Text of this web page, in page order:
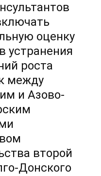
оценку
устранения
роста
между
и Азово-
второй
Донского